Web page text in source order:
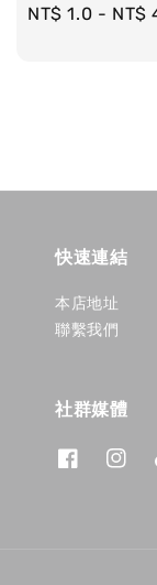
Regular
NT$ 1.0 - NT$
快速連結
本店地址
聯繫我們
社群媒體